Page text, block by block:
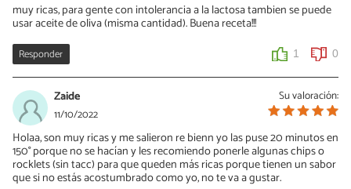
muy ricas, para gente con intolerancia a la lactosa tambien se puede
usar aceite de oliva (misma cantidad). Buena receta!!!
Responder 1 0
Su valoración:
Zaide
11/10/2022
Holaa, son muy ricas y me salieron re bienn yo las puse 20 minutos en
150° porque no se hacían y les recomiendo ponerle algunas chips o
rocklets (sin tacc) para que queden más ricas porque tienen un sabor
que si no estás acostumbrado como yo, no te va a gustar.